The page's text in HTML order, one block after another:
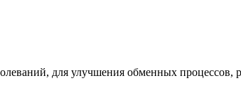
для улучшения обменных